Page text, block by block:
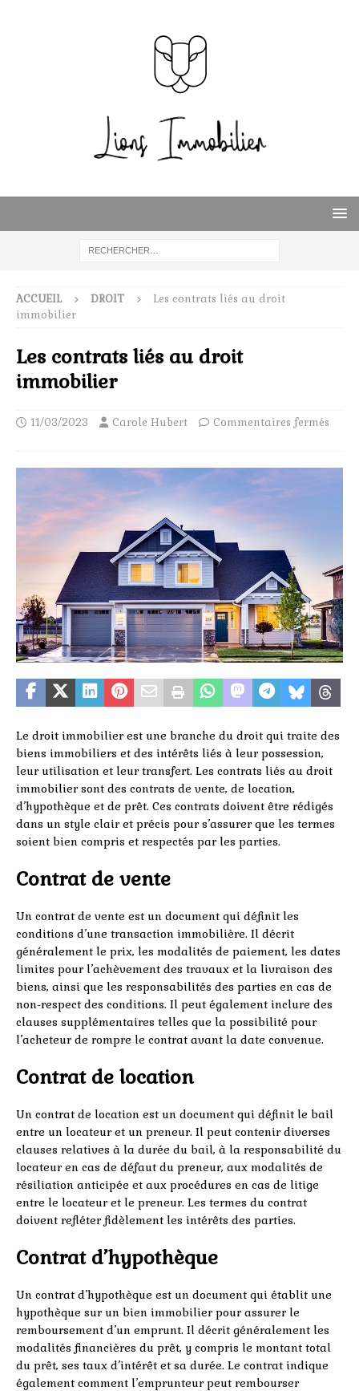
ACCUEIL DROIT
Les contrats liés au droit
immobilier
Les contrats liés au droit
immobilier
11/03/2023 Carole Hubert Commentaires fermés
Le droit immobilier est une branche du droit qui traite des
biens immobiliers et des intérêts liés à leur possession,
leur utilisation et leur transfert. Les contrats liés au droit
immobilier sont des contrats de vente, de location,
d’hypothèque et de prêt. Ces contrats doivent être rédigés
dans un style clair et précis pour s’assurer que les termes
soient bien compris et respectés par les parties.
Contrat de vente
Un contrat de vente est un document qui définit les
conditions d’une transaction immobilière. Il décrit
généralement le prix, les modalités de paiement, les dates
limites pour l’achèvement des travaux et la livraison des
biens, ainsi que les responsabilités des parties en cas de
non-respect des conditions. Il peut également inclure des
clauses supplémentaires telles que la possibilité pour
l’acheteur de rompre le contrat avant la date convenue.
Contrat de location
Un contrat de location est un document qui définit le bail
entre un locateur et un preneur. Il peut contenir diverses
clauses relatives à la durée du bail, à la responsabilité du
locateur en cas de défaut du preneur, aux modalités de
résiliation anticipée et aux procédures en cas de litige
entre le locateur et le preneur. Les termes du contrat
doivent refléter fidèlement les intérêts des parties.
Contrat d’hypothèque
Un contrat d’hypothèque est un document qui établit une
hypothèque sur un bien immobilier pour assurer le
remboursement d’un emprunt. Il décrit généralement les
modalités financières du prêt, y compris le montant total
du prêt, ses taux d’intérêt et sa durée. Le contrat indique
également comment l’emprunteur peut rembourser